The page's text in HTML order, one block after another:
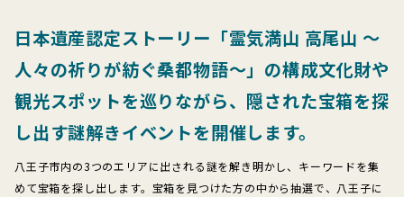
日本遺産認定ストーリー「霊気満山 高尾山 ～
人々の祈りが紡ぐ桑都物語～」の構成文化財や
観光スポットを巡りながら、隠された宝箱を探
し出す謎解きイベントを開催します。
八王子市内の3つのエリアに出される謎を解き明かし、キーワードを集
めて宝箱を探し出します。宝箱を見つけた方の中から抽選で、八王子に